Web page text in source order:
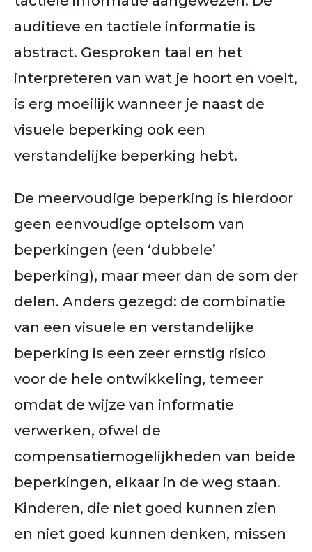
auditieve en tactiele informatie is
abstract. Gesproken taal en het
interpreteren van wat je hoort en voelt,
is erg moeilijk wanneer je naast de
visuele beperking ook een
verstandelijke beperking hebt.
De meervoudige beperking is hierdoor
geen eenvoudige optelsom van
beperkingen (een ‘dubbele’
beperking), maar meer dan de som der
delen. Anders gezegd: de combinatie
van een visuele en verstandelijke
beperking is een zeer ernstig risico
voor de hele ontwikkeling, temeer
omdat de wijze van informatie
verwerken, ofwel de
compensatiemogelijkheden van beide
beperkingen, elkaar in de weg staan.
Kinderen, die niet goed kunnen zien
en niet goed kunnen denken, missen